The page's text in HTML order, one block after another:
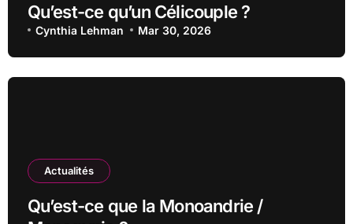
Qu’est-ce qu’un Célicouple ?
Cynthia Lehman Mar 30, 2026
Actualités
Qu’est-ce que la Monoandrie /